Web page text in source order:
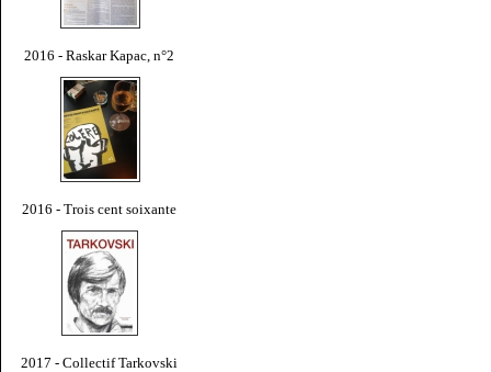
2016 - Raskar Kapac, n°2
2016 - Trois cent soixante
2017 - Collectif Tarkovski